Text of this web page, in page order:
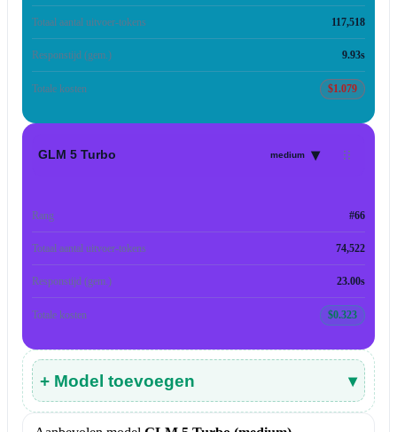
Totaal aantal uitvoer-tokens 117,518
Responstijd (gem.) 9.93s
Totale kosten $1.079
GLM 5 Turbo medium ▾
Rang #66
Totaal aantal uitvoer-tokens 74,522
Responstijd (gem.) 23.00s
Totale kosten $0.323
+ Model toevoegen ▾